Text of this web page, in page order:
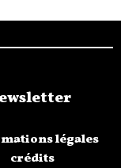
légales
crédits